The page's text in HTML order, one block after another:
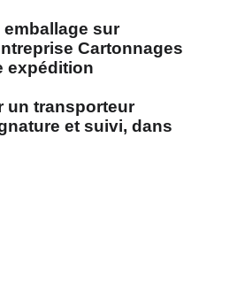
sur
Cartonnages
expédition
un transporteur
et suivi, dans